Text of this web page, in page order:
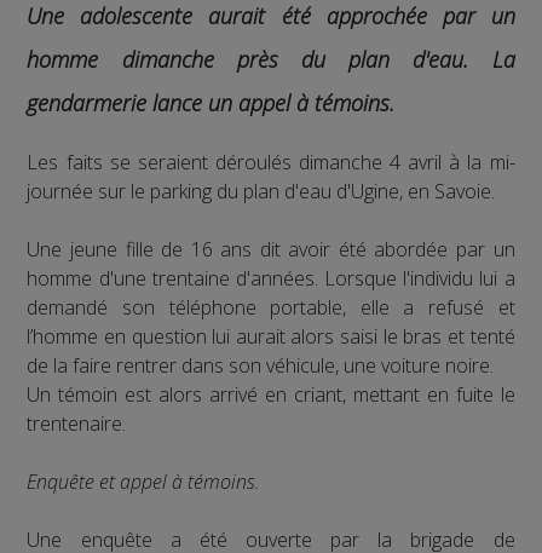
Une adolescente aurait été approchée par un
homme dimanche près du plan d'eau. La
gendarmerie lance un appel à témoins.
Les faits se seraient déroulés dimanche 4 avril à la mi-
journée sur le parking du plan d'eau d'Ugine, en Savoie.
Une jeune fille de 16 ans dit avoir été abordée par un
homme d'une trentaine d'années. Lorsque l'individu lui a
demandé son téléphone portable, elle a refusé et
l’homme en question lui aurait alors saisi le bras et tenté
de la faire rentrer dans son véhicule, une voiture noire.
Un témoin est alors arrivé en criant, mettant en fuite le
trentenaire.
Enquête et appel à témoins.
Une enquête a été ouverte par la brigade de